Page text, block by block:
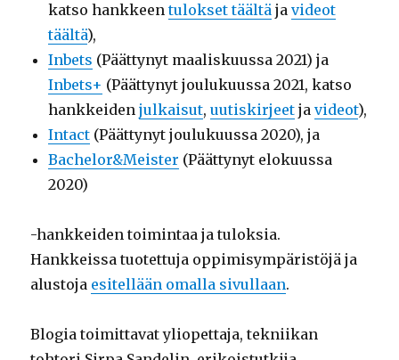
katso hankkeentulokset täältä javideot
täältä),
Inbets (Päättynyt maaliskuussa 2021) ja
Inbets+ (Päättynyt joulukuussa 2021, katso
hankkeidenjulkaisut,uutiskirjeet javideot),
Intact (Päättynyt joulukuussa 2020), ja
Bachelor&Meister (Päättynyt elokuussa
2020)
-hankkeiden toimintaa ja tuloksia.
Hankkeissa tuotettuja oppimisympäristöjä ja
alustoja esitellään omalla sivullaan.
Blogia toimittavat yliopettaja, tekniikan